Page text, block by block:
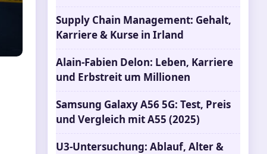
Supply Chain Management: Gehalt,
Karriere & Kurse in Irland
Alain-Fabien Delon: Leben, Karriere
und Erbstreit um Millionen
Samsung Galaxy A56 5G: Test, Preis
und Vergleich mit A55 (2025)
U3-Untersuchung: Ablauf, Alter &